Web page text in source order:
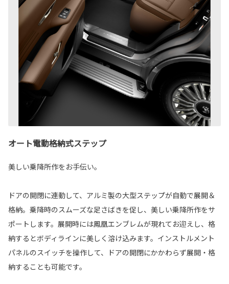
オート電動格納式ステップ
美しい乗降所作をお手伝い。
ドアの開閉に連動して、アルミ製の大型ステップが自動で展開＆
格納。乗降時のスムーズな足さばきを促し、美しい乗降所作をサ
ポートします。展開時には鳳凰エンブレムが現れてお迎えし、格
納するとボディラインに美しく溶け込みます。インストルメント
パネルのスイッチを操作して、ドアの開閉にかかわらず展開・格
納することも可能です。